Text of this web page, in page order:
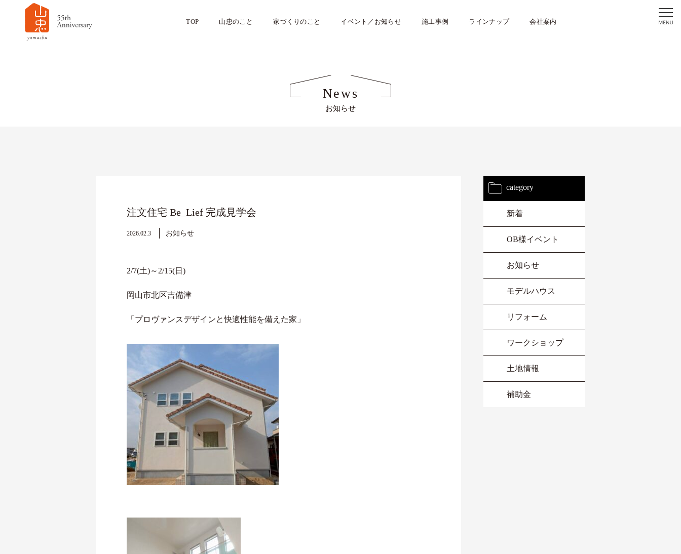
TOP 山忠のこと 家づくりのこと イベント／お知らせ 施工事例 ラインナップ 会社案内
News
お知らせ
注文住宅 Be_Lief 完成見学会
2026.02.3 お知らせ
2/7(土)～2/15(日)
岡山市北区吉備津
「プロヴァンスデザインと快適性能を備えた家」
category
新着
OB様イベント
お知らせ
モデルハウス
リフォーム
ワークショップ
土地情報
補助金